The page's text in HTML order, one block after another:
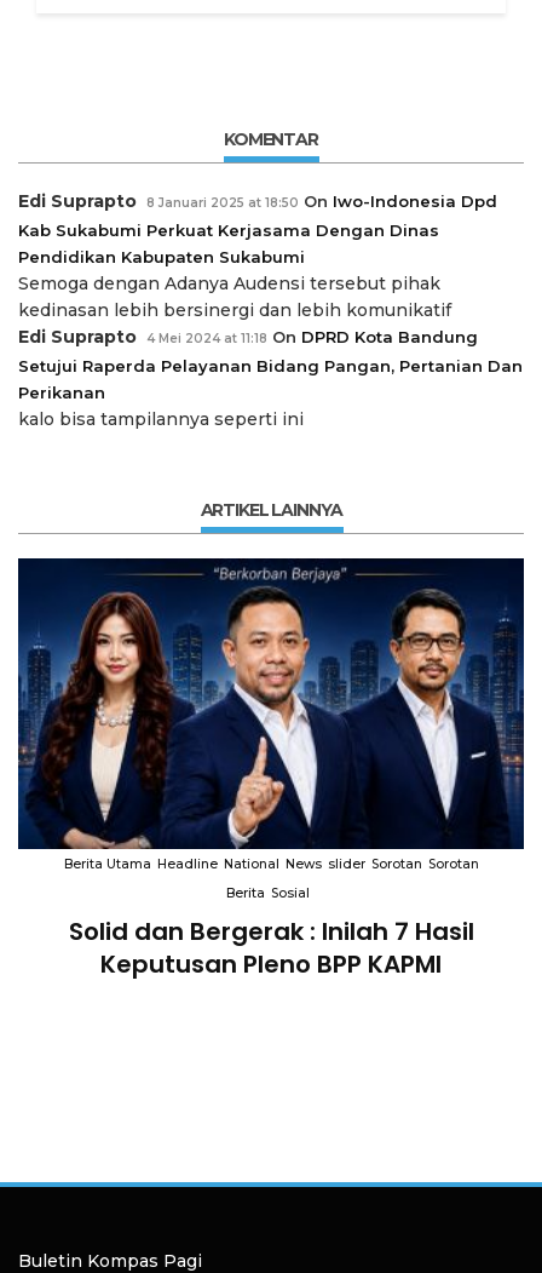
KOMENTAR
Edi Suprapto 8 Januari 2025 at 18:50 On Iwo-Indonesia Dpd
Kab Sukabumi Perkuat Kerjasama Dengan Dinas
Pendidikan Kabupaten Sukabumi
Semoga dengan Adanya Audensi tersebut pihak
kedinasan lebih bersinergi dan lebih komunikatif
Edi Suprapto
4 Mei 2024 at 11:18 On DPRD Kota Bandung
Setujui Raperda Pelayanan Bidang Pangan, Pertanian Dan
Perikanan
kalo bisa tampilannya seperti ini
ARTIKEL LAINNYA
Berita Utama Headline National News slider Sorotan Sorotan
Berita Sosial
Solid dan Bergerak : Inilah 7 Hasil
Keputusan Pleno BPP KAPMI
Buletin Kompas Pagi